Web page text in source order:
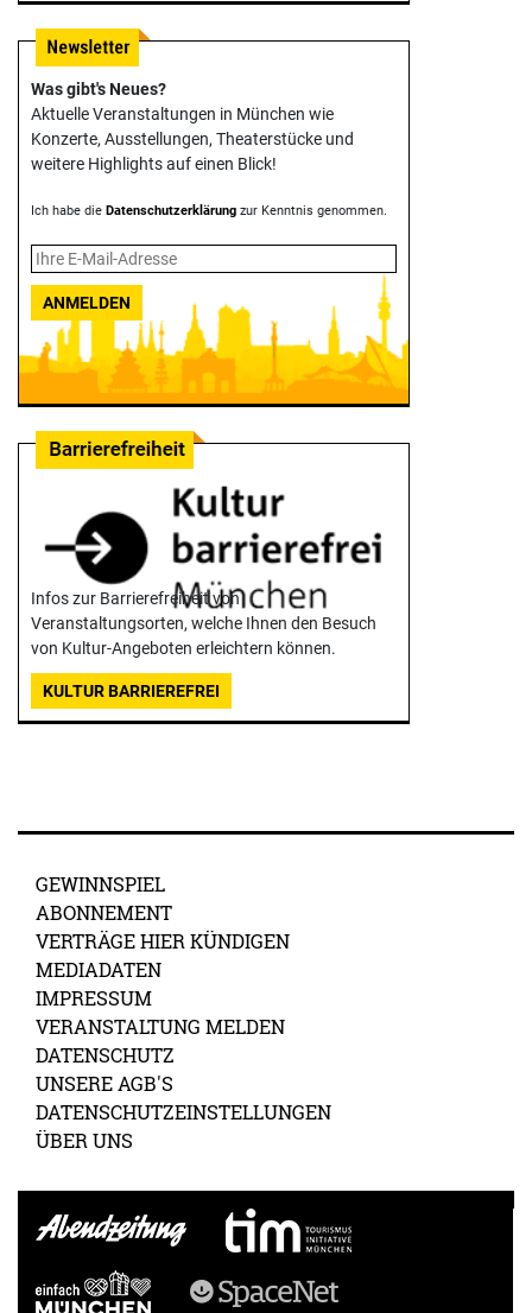
Was gibt's Neues?
Aktuelle Veranstaltungen in München wie
Konzerte, Ausstellungen, Theater­stücke und
weitere Highlights auf einen Blick!
Ich habe die Datenschutzerklärung zur Kenntnis genommen.
ANMELDEN
Infos zur Barrierefreiheit von
Veranstaltungsorten, welche Ihnen den Besuch
von Kultur-Angeboten erleichtern können.
KULTUR BARRIEREFREI
GEWINNSPIEL
ABONNEMENT
VERTRÄGE HIER KÜNDIGEN
MEDIADATEN
IMPRESSUM
VERANSTALTUNG MELDEN
DATENSCHUTZ
UNSERE AGB'S
DATENSCHUTZEINSTELLUNGEN
ÜBER UNS